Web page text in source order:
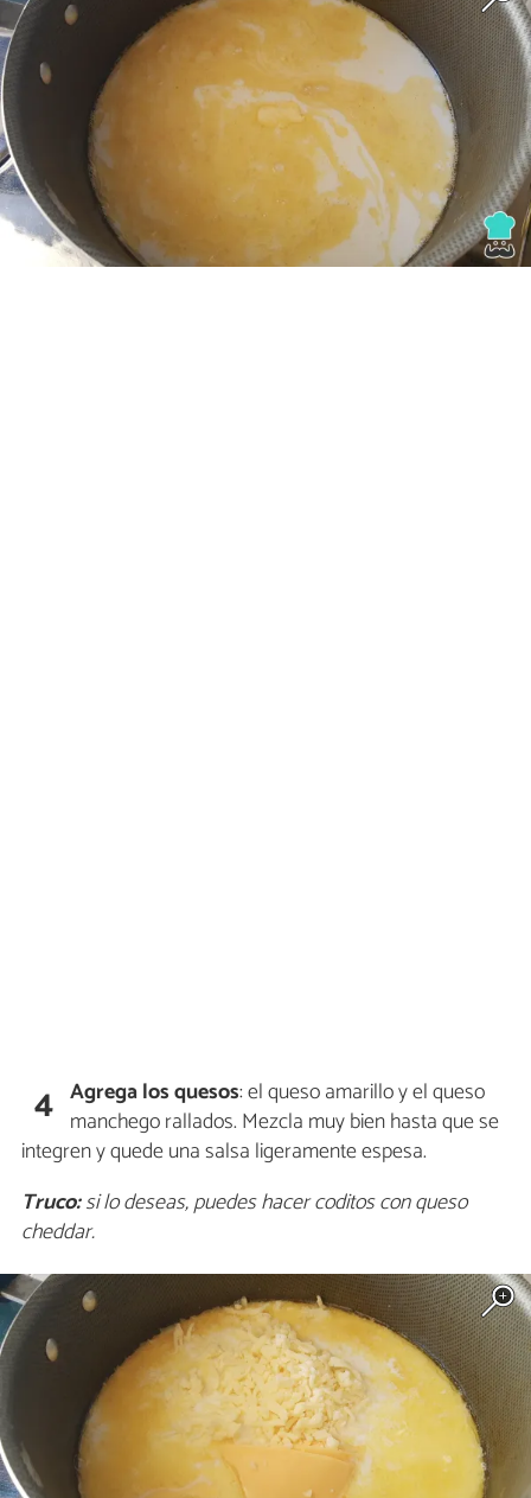
4 Agrega los quesos: el queso amarillo y el queso
manchego rallados. Mezcla muy bien hasta que se
integren y quede una salsa ligeramente espesa.
Truco:si lo deseas, puedes hacer coditos con queso
cheddar.